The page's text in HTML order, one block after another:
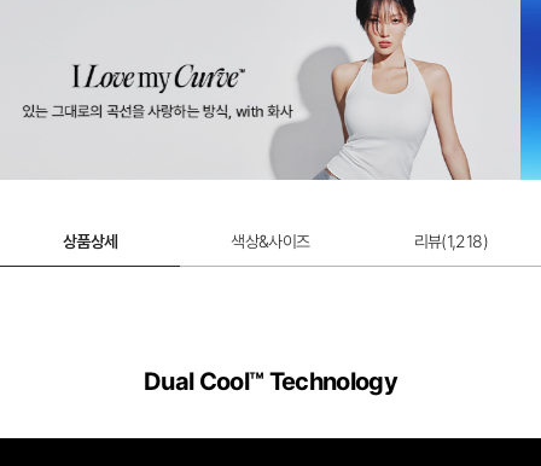
듀얼쿨 베이직 팬티 듀얼쿨 하이웨이스트 팬티
상품상세 색상&사이즈 리뷰(1,218)
Dual Cool™ Technology